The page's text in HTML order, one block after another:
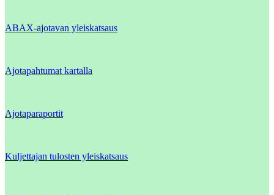
ABAX-ajotavan yleiskatsaus
Ajotapahtumat kartalla
Ajotaparaportit
Kuljettajan tulosten yleiskatsaus